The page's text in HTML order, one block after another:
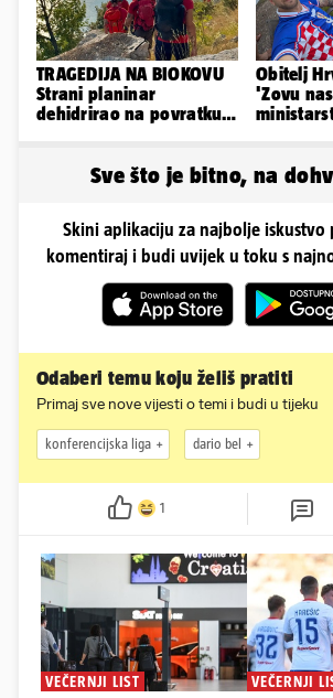
TRAGEDIJA NA BIOKOVU
Strani planinar
dehidrirao na povratku s
Obitelj
'Zovu
Sve što je bitno, na
Skini aplikaciju za najbolje iskustvo
komentiraj i budi uvijek u toku s
Odaberi temu koju želiš pratiti
Primaj sve nove vijesti o temi i budi u tijeku
konferencijska liga dario bel
1